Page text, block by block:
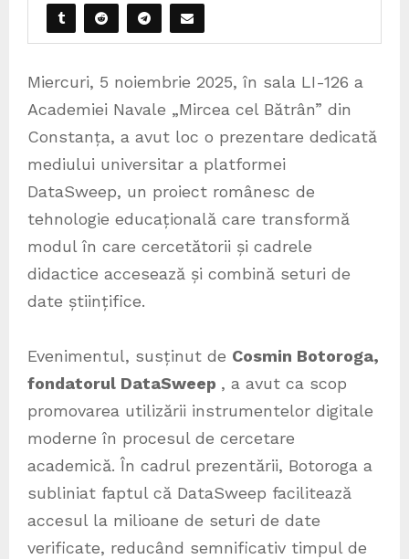
Miercuri, 5 noiembrie 2025, în sala LI-126 a
Academiei Navale „Mircea cel Bătrân” din
Constanța, a avut loc o prezentare dedicată
mediului universitar a platformei
DataSweep, un proiect românesc de
tehnologie educațională care transformă
modul în care cercetătorii și cadrele
didactice accesează și combină seturi de
date științifice.
Evenimentul, susținut de Cosmin Botoroga,
fondatorul DataSweep , a avut ca scop
promovarea utilizării instrumentelor digitale
moderne în procesul de cercetare
academică. În cadrul prezentării, Botoroga a
subliniat faptul că DataSweep facilitează
accesul la milioane de seturi de date
verificate, reducând semnificativ timpul de